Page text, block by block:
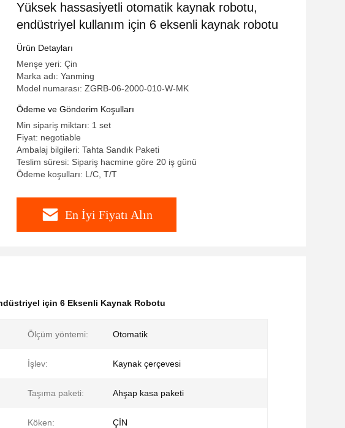
Yüksek hassasiyetli otomatik kaynak robotu,
endüstriyel kullanım için 6 eksenli kaynak robotu
Ürün Detayları
Menşe yeri: Çin
Marka adı: Yanming
Model numarası: ZGRB-06-2000-010-W-MK
Ödeme ve Gönderim Koşulları
Min sipariş miktarı: 1 set
Fiyat: negotiable
Ambalaj bilgileri: Tahta Sandık Paketi
Teslim süresi: Sipariş hacmine göre 20 iş günü
Ödeme koşulları: L/C, T/T
En İyi Fiyatı Alın
için 6 Eksenli Kaynak Robotu
Ölçüm yöntemi: Otomatik
İşlev: Kaynak çerçevesi
Taşıma paketi: Ahşap kasa paketi
Köken: ÇİN